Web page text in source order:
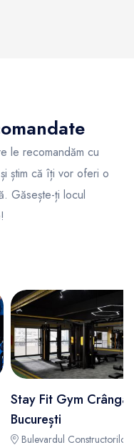
le recomandăm cu
știm că îți vor oferi o
Găsește-ți locul
Stay Fit Gym
București
Bulevardul